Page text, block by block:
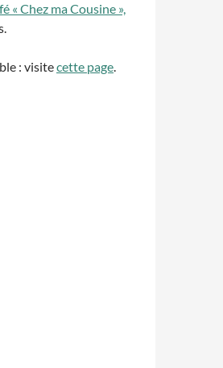
« Chez ma Cousine »,
: visitecette page.